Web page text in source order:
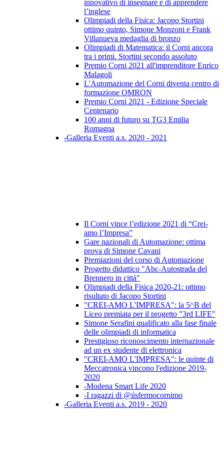
innovativo di insegnare e di apprendere
l’inglese
Olimpiadi della Fisica: Jacopo Stortini
ottimo quinto, Simone Monzoni e Frank
Villanueva medaglia di bronzo
Olimpiadi di Matematica: il Corni ancora
tra i primi. Stortini secondo assoluto
Premio Corni 2021 all'imprenditore Enrico
Malagoli
L'Automazione del Corni diventa centro di
formazione OMRON
Premio Corni 2021 - Edizione Speciale
Centenario
100 anni di futuro su TG3 Emilia
Romagna
-Galleria Eventi a.s. 2020 - 2021
Il Corni vince l’edizione 2021 di “Crei-
amo l’Impresa”
Gare nazionali di Automazione: ottima
prova di Simone Cavani
Premiazioni del corso di Automazione
Progetto didattico "Abc-Autostrada del
Brennero in città"
Olimpiadi della Fisica 2020-21: ottimo
risultato di Jacopo Stortini
"CREI-AMO L'IMPRESA": la 5^B del
Liceo premiata per il progetto "3rd LIFE"
Simone Serafini qualificato alla fase finale
delle olimpiadi di informatica
Prestigioso riconoscimento internazionale
ad un ex studente di elettronica
"CREI-AMO L'IMPRESA": le quinte di
Meccatronica vincono l'edizione 2019-
2020
-Modena Smart Life 2020
-I ragazzi di @iisfermocornimo
-Galleria Eventi a.s. 2019 - 2020